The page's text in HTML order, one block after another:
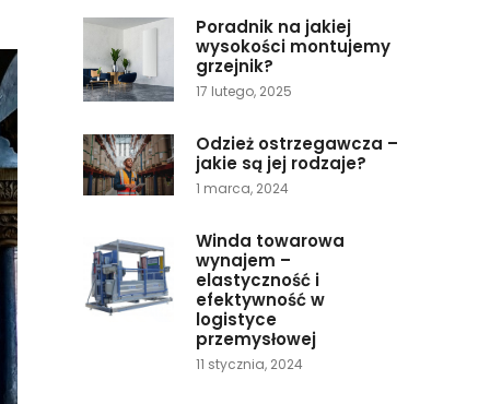
Poradnik na jakiej
wysokości montujemy
grzejnik?
17 lutego, 2025
Odzież ostrzegawcza –
jakie są jej rodzaje?
1 marca, 2024
Winda towarowa
wynajem –
elastyczność i
efektywność w
logistyce
przemysłowej
11 stycznia, 2024